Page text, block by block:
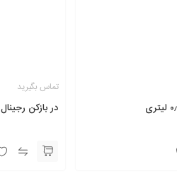
تماس بگیرید
در بازکن